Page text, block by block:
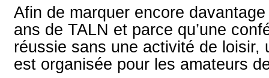
Afin de marquer encore davantage
ans de TALN et parce qu’une
réussie sans une activité de loisir,
est organisée pour les amateurs